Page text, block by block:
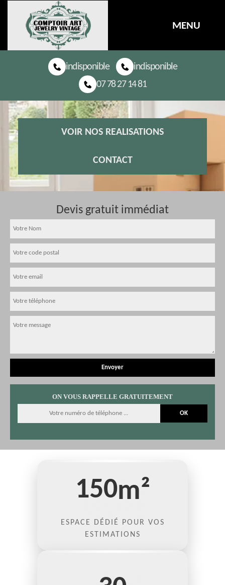
MENU
indisponible
indisponible
07 78 27 14 81
VOIR NOS REALISATIONS
CONTACT
Devis gratuit immédiat
ON VOUS RAPPELLE GRATUITEMENT
150m²
ESPACE DÉDIÉ POUR VOS
ESTIMATIONS